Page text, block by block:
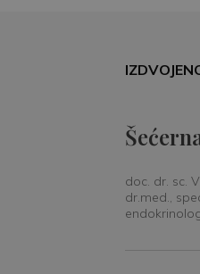
doc. dr. sc.
dr.med.,